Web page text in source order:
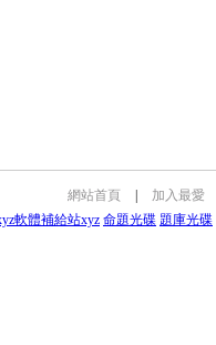
網站首頁
加入最愛
軟體補給站xyz 命題光碟 題庫光碟